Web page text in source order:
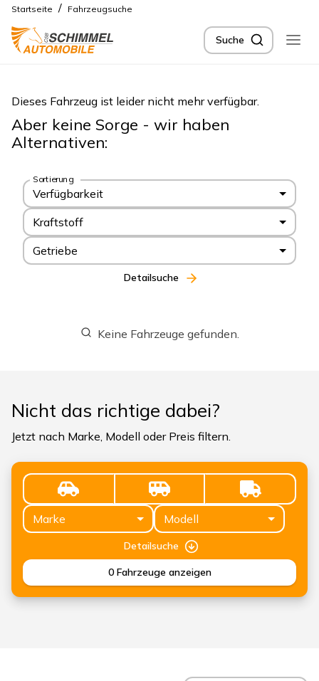
Startseite / Fahrzeugsuche
Suche
Dieses Fahrzeug ist leider nicht mehr verfügbar.
Aber keine Sorge - wir haben
Alternativen:
Sortierung
Verfügbarkeit
Kraftstoff
Getriebe
Detailsuche
Keine Fahrzeuge gefunden.
Nicht das richtige dabei?
Jetzt nach Marke, Modell oder Preis filtern.
Marke Modell
Detailsuche
0 Fahrzeuge anzeigen